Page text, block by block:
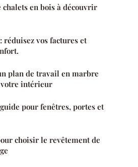
chalets en bois à découvrir
vos factures et
plan de travail en marbre
intérieur
pour fenêtres, portes et
choisir le revêtement de